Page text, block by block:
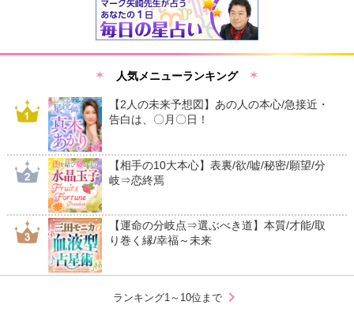
人気メニューランキング
【2人の未来予想図】あの人の本心/急接近・
告白は、〇月〇日！
【相手の10大本心】表裏/欲/嘘/秘密/願望/分
岐⇒恋終焉
【運命の分岐点⇒選ぶべき道】本質/才能/取
り巻く縁/幸福～未来
ランキング1～10位まで chevron_right